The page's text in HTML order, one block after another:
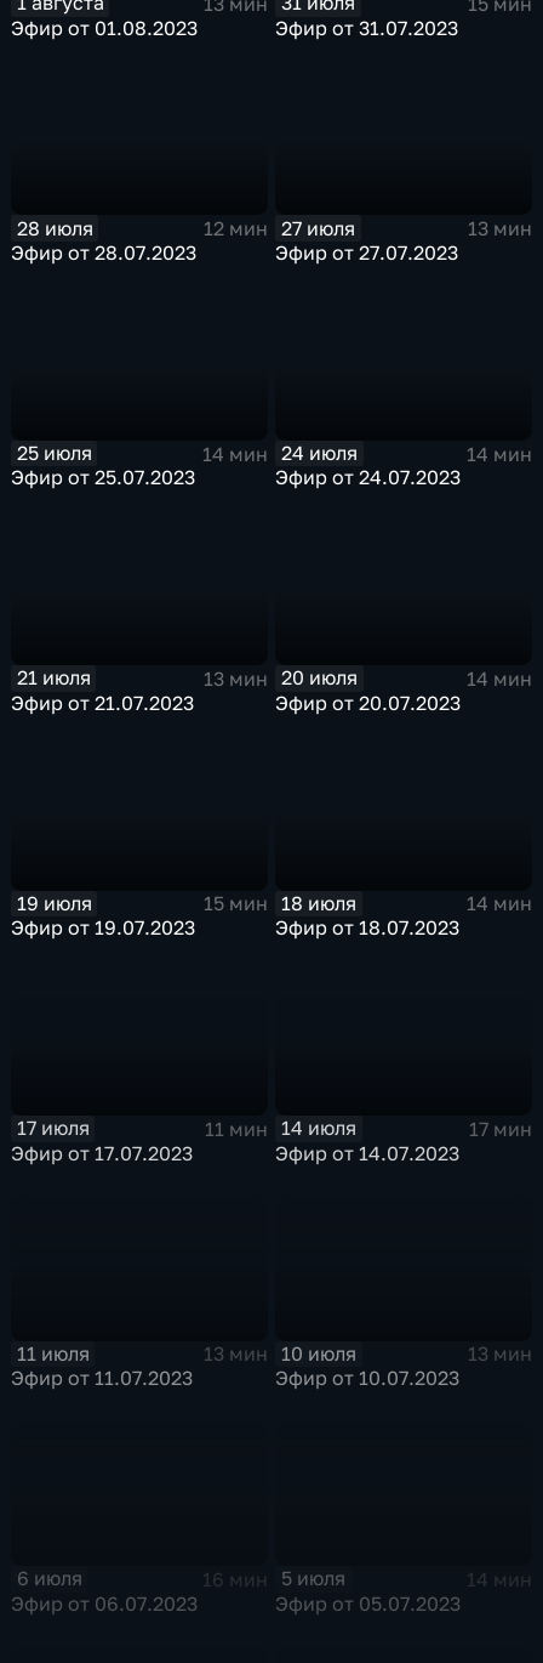
Эфир от 01.08.2023
Эфир от 31.07.2023
28 июля
12 мин
Эфир от 28.07.2023
27 июля
13 мин
Эфир от 27.07.2023
25 июля
14 мин
Эфир от 25.07.2023
24 июля
14 мин
Эфир от 24.07.2023
21 июля
13 мин
Эфир от 21.07.2023
20 июля
14 мин
Эфир от 20.07.2023
19 июля
15 мин
Эфир от 19.07.2023
18 июля
14 мин
Эфир от 18.07.2023
17 июля
11 мин
Эфир от 17.07.2023
14 июля
17 мин
Эфир от 14.07.2023
11 июля
13 мин
Эфир от 11.07.2023
10 июля
13 мин
Эфир от 10.07.2023
6 июля
16 мин
Эфир от 06.07.2023
5 июля
14 мин
Эфир от 05.07.2023